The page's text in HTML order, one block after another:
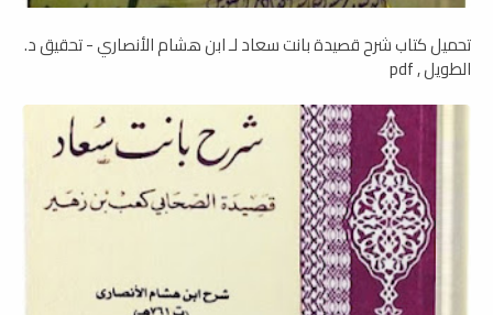
تحميل كتاب شرح قصيدة بانت سعاد لـ ابن هشام الأنصاري - تحقيق د.
الطويل , pdf